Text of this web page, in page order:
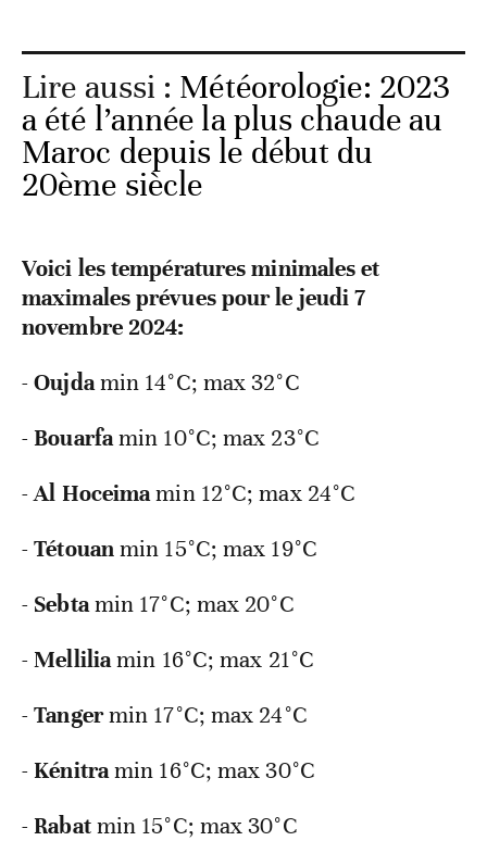
Lire aussi : Météorologie: 2023
a été l’année la plus chaude au
Maroc depuis le début du
20ème siècle
Voici les températures minimales et
maximales prévues pour le jeudi 7
novembre 2024:
-Oujdamin 14°C; max 32°C
-Bouarfamin 10°C; max 23°C
-Al Hoceimamin 12°C; max 24°C
-Tétouanmin 15°C; max 19°C
- Sebtamin 17°C; max 20°C
-Melliliamin 16°C; max 21°C
-Tangermin 17°C; max 24°C
-Kénitramin 16°C; max 30°C
-Rabatmin 15°C; max 30°C